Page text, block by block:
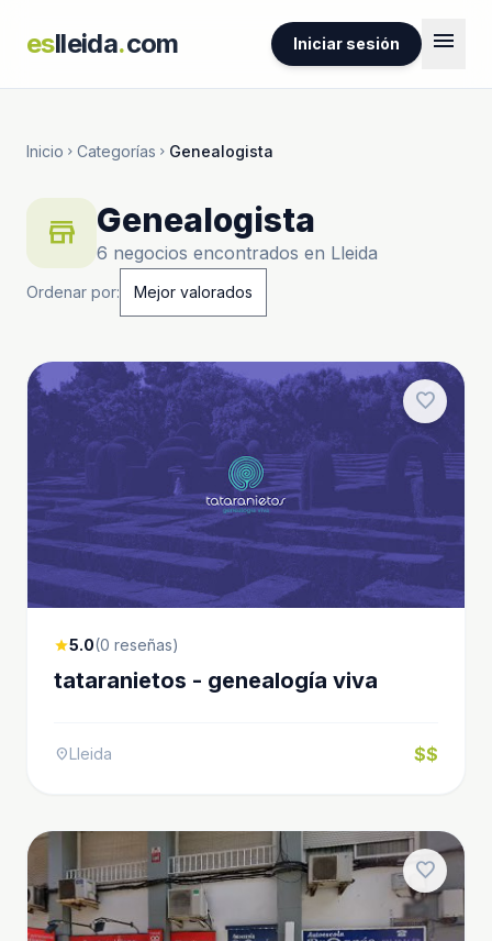
eslleida.com Iniciar sesión menu
Inicio chevron_right Categorías chevron_right Genealogista
store Genealogista
6 negocios encontrados en Lleida
Ordenar por:
favorite
star5.0(0 reseñas)
tataranietos - genealogía viva
location_onLleida $$
favorite